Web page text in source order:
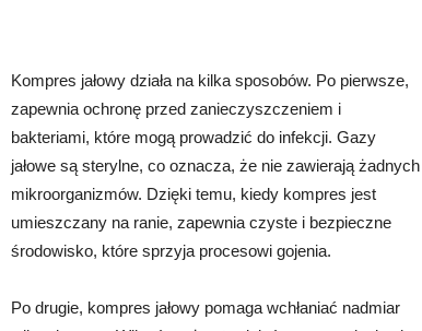
Kompres jałowy działa na kilka sposobów. Po pierwsze,
zapewnia ochronę przed zanieczyszczeniem i
bakteriami, które mogą prowadzić do infekcji. Gazy
jałowe są sterylne, co oznacza, że nie zawierają żadnych
mikroorganizmów. Dzięki temu, kiedy kompres jest
umieszczany na ranie, zapewnia czyste i bezpieczne
środowisko, które sprzyja procesowi gojenia.
Po drugie, kompres jałowy pomaga wchłaniać nadmiar